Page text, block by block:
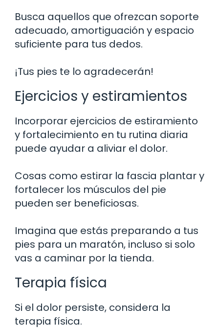
Busca aquellos que ofrezcan soporte
adecuado, amortiguación y espacio
suficiente para tus dedos.
¡Tus pies te lo agradecerán!
Ejercicios y estiramientos
Incorporar ejercicios de estiramiento
y fortalecimiento en tu rutina diaria
puede ayudar a aliviar el dolor.
Cosas como estirar la fascia plantar y
fortalecer los músculos del pie
pueden ser beneficiosas.
Imagina que estás preparando a tus
pies para un maratón, incluso si solo
vas a caminar por la tienda.
Terapia física
Si el dolor persiste, considera la
terapia física.